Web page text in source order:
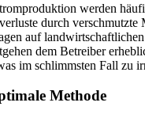
werden
durch
auf
dem Betreiber
im schlimmsten Fall zu
Methode